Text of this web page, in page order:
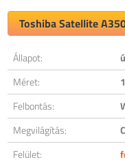
Toshiba Satellite
Állapot:
Méret:
Felbontás:
Megvilágítás:
Felület: